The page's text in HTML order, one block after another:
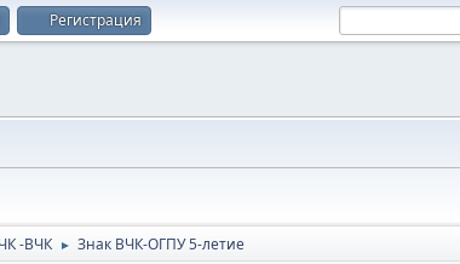
Регистрация
-ВЧК ► Знак ВЧК-ОГПУ 5-летие